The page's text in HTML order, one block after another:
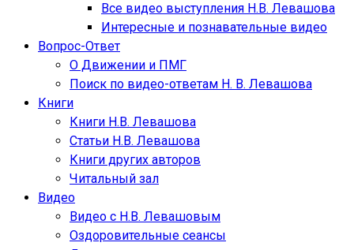
Все видео выступления Н.В. Левашова
Интересные и познавательные видео
Вопрос-Ответ
О Движении и ПМГ
Поиск по видео-ответам Н. В. Левашова
Книги
Книги Н.В. Левашова
Статьи Н.В. Левашова
Книги других авторов
Читальный зал
Видео
Видео с Н.В. Левашовым
Оздоровительные сеансы